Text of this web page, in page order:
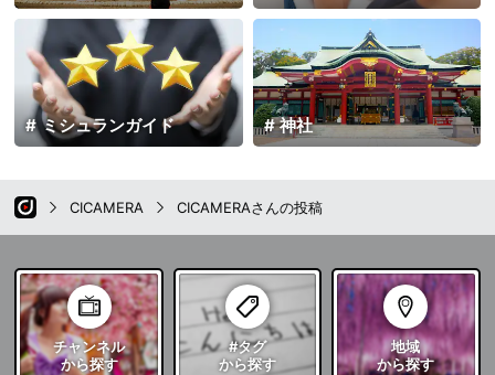
神社
ミシュランガイド
CICAMERA CICAMERAさんの投稿
チャンネル
から探す
#タグ
から探す
地域
から探す